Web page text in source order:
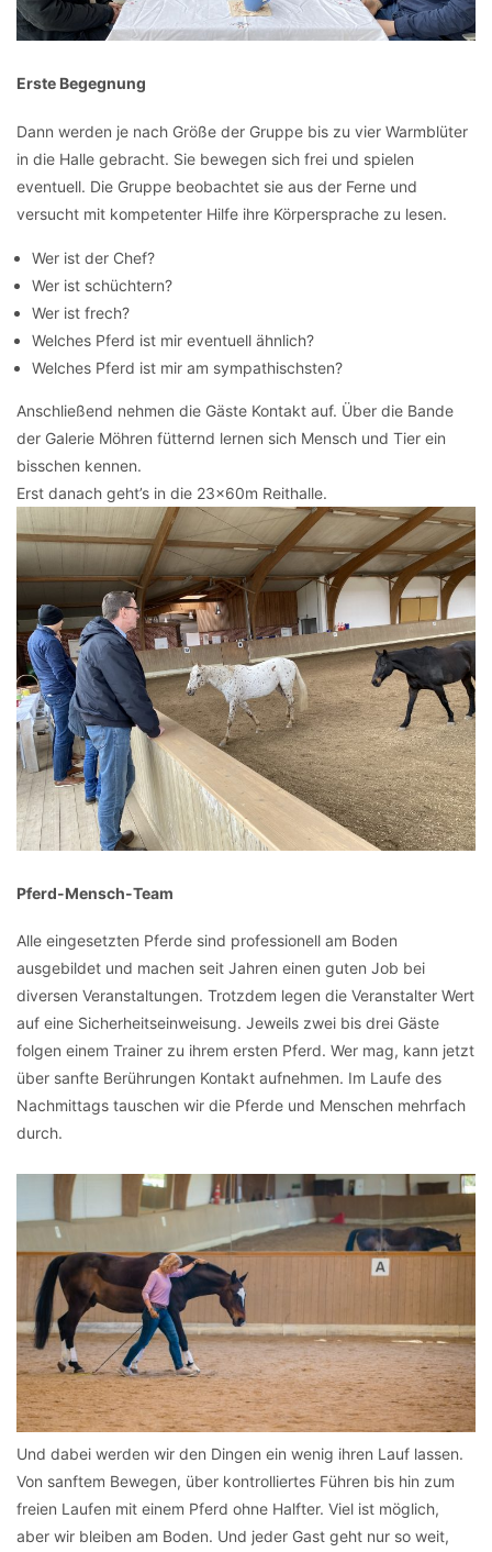
Erste Begegnung
Dann werden je nach Größe der Gruppe bis zu vier Warmblüter
in die Halle gebracht. Sie bewegen sich frei und spielen
eventuell. Die Gruppe beobachtet sie aus der Ferne und
versucht mit kompetenter Hilfe ihre Körpersprache zu lesen.
Wer ist der Chef?
Wer ist schüchtern?
Wer ist frech?
Welches Pferd ist mir eventuell ähnlich?
Welches Pferd ist mir am sympathischsten?
Anschließend nehmen die Gäste Kontakt auf. Über die Bande
der Galerie Möhren fütternd lernen sich Mensch und Tier ein
bisschen kennen.
Erst danach geht’s in die 23x60m Reithalle.
Pferd-Mensch-Team
Alle eingesetzten Pferde sind professionell am Boden
ausgebildet und machen seit Jahren einen guten Job bei
diversen Veranstaltungen. Trotzdem legen die Veranstalter Wert
auf eine Sicherheitseinweisung. Jeweils zwei bis drei Gäste
folgen einem Trainer zu ihrem ersten Pferd. Wer mag, kann jetzt
über sanfte Berührungen Kontakt aufnehmen. Im Laufe des
Nachmittags tauschen wir die Pferde und Menschen mehrfach
durch.
Und dabei werden wir den Dingen ein wenig ihren Lauf lassen.
Von sanftem Bewegen, über kontrolliertes Führen bis hin zum
freien Laufen mit einem Pferd ohne Halfter. Viel ist möglich,
aber wir bleiben am Boden. Und jeder Gast geht nur so weit,